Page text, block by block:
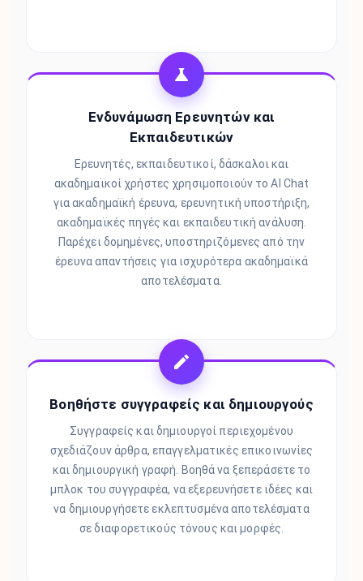
Ενδυνάμωση Ερευνητών και
Εκπαιδευτικών
Ερευνητές, εκπαιδευτικοί, δάσκαλοι και
ακαδημαϊκοί χρήστες χρησιμοποιούν το AI Chat
για ακαδημαϊκή έρευνα, ερευνητική υποστήριξη,
ακαδημαϊκές πηγές και εκπαιδευτική ανάλυση.
Παρέχει δομημένες, υποστηριζόμενες από την
έρευνα απαντήσεις για ισχυρότερα ακαδημαϊκά
αποτελέσματα.
Βοηθήστε συγγραφείς και δημιουργούς
Συγγραφείς και δημιουργοί περιεχομένου
σχεδιάζουν άρθρα, επαγγελματικές επικοινωνίες
και δημιουργική γραφή. Βοηθά να ξεπεράσετε το
μπλοκ του συγγραφέα, να εξερευνήσετε ιδέες και
να δημιουργήσετε εκλεπτυσμένα αποτελέσματα
σε διαφορετικούς τόνους και μορφές.